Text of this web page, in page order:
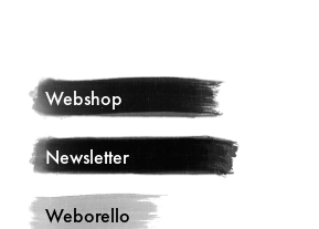
Webshop
Newsletter
Weborello